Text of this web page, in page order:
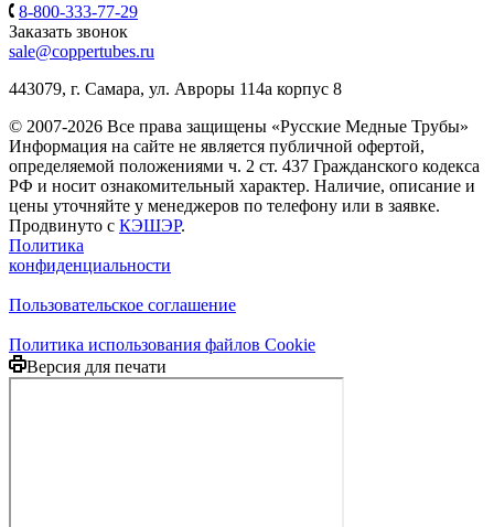
8-800-333-77-29
Заказать звонок
sale@coppertubes.ru
443079, г. Самара, ул. Авроры 114а корпус 8
© 2007-2026 Все права защищены «Русские Медные Трубы»
Информация на сайте не является публичной офертой,
определяемой положениями ч. 2 ст. 437 Гражданского кодекса
РФ и носит ознакомительный характер. Наличие, описание и
цены уточняйте у менеджеров по телефону или в заявке.
Продвинуто с КЭШЭР.
Политика
конфиденциальности
Пользовательское соглашение
Политика использования файлов Cookie
Версия для печати